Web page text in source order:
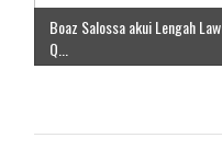
Boaz Salossa akui Lengah
Q...